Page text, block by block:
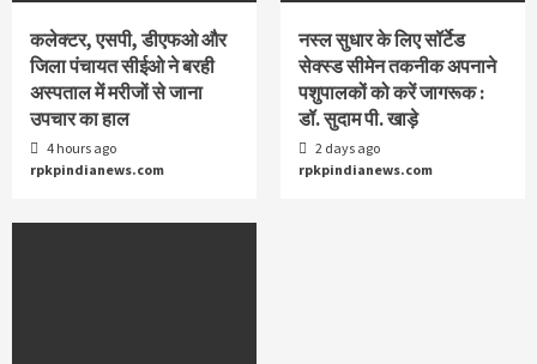
कलेक्टर, एसपी, डीएफओ और
जिला पंचायत सीईओ ने बरही
अस्पताल में मरीजों से जाना
उपचार का हाल
4 hours ago
rpkpindianews.com
नस्ल सुधार के लिए सॉर्टेड
सेक्स्ड सीमेन तकनीक अपनाने
पशुपालकों को करें जागरूक :
डॉ. सुदाम पी. खाड़े
2 days ago
rpkpindianews.com